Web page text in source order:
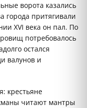
ворота казались
города притягивали
XVI века он пал. По
потребовалось
остался
валунов и
крестьяне
читают мантры